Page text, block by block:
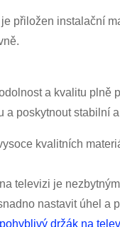
přiložen instalační
a kvalitu plně
a poskytnout stabilní
kvalitních
televizi je
nastavit úhel a
držák na